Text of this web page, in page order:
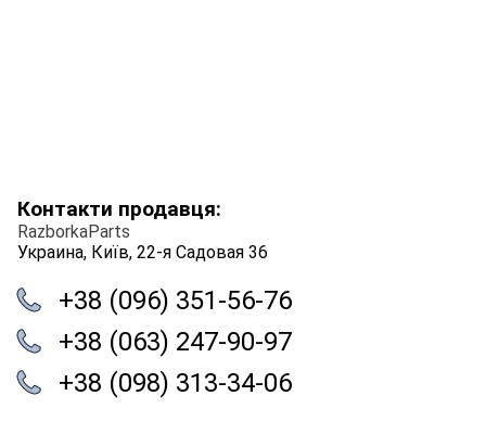
Контакти продавця:
RazborkaParts
Украина, Київ, 22-я Садовая 36
+38 (096) 351-56-76
+38 (063) 247-90-97
+38 (098) 313-34-06